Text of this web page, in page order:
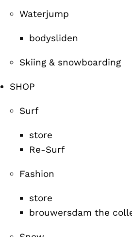
Waterjump
bodysliden
Skiing & snowboarding
SHOP
Surf
store
Re-Surf
Fashion
store
brouwersdam the